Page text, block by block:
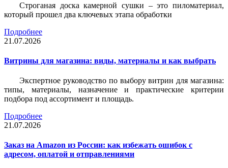
Строганая доска камерной сушки – это пиломатериал,
который прошел два ключевых этапа обработки
Подробнее
21.07.2026
Витрины для магазина: виды, материалы и как выбрать
Экспертное руководство по выбору витрин для магазина:
типы, материалы, назначение и практические критерии
подбора под ассортимент и площадь.
Подробнее
21.07.2026
Заказ на Amazon из России: как избежать ошибок с
адресом, оплатой и отправлениями